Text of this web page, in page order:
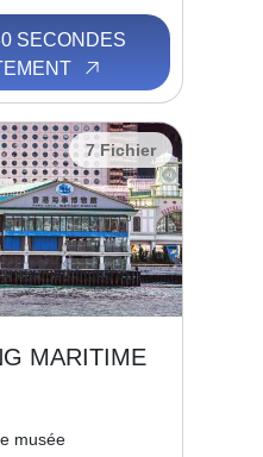
SECONDES
7 Fichier
MARITIME
musée